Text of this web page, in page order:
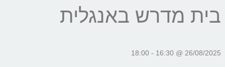
בית מדרש באנגלית
26/08/2025 @ 16:30
-
18:00